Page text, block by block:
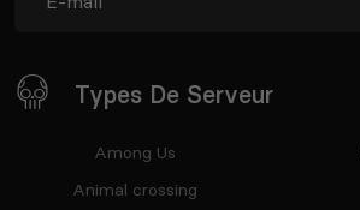
Types De Serveur
Among Us
Animal crossing